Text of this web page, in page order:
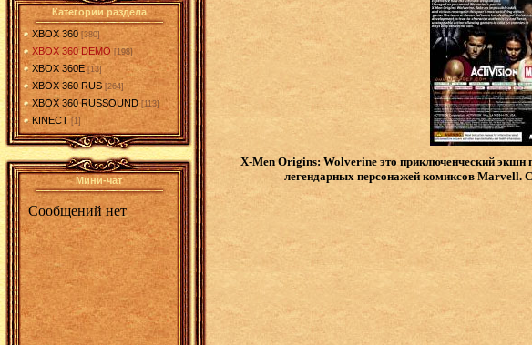
Категории раздела
XBOX 360 [380]
XBOX 360 DEMO [198]
XBOX 360E [13]
XBOX 360 RUS [264]
XBOX 360 RUSSOUND [113]
KINECT [1]
Мини-чат
X-Men Origins: Wolverine это приключенческий экшн
легендарных персонажей комиксов Marvell.